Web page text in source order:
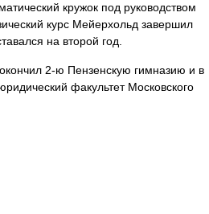
кружок под руководством
курс Мейерхольд завершил
на второй год.
2-ю Пензенскую гимназию и в
факультет Московского